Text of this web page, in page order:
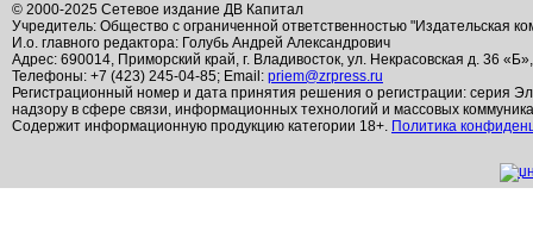
© 2000-2025 Сетевое издание ДВ Капитал
Учредитель: Общество с ограниченной ответственностью "Издательская
И.о. главного редактора: Голубь Андрей Александрович
Адрес: 690014, Приморский край, г. Владивосток, ул. Некрасовская д. 36
Телефоны: +7 (423) 245-04-85; Email: priem@zrpress.ru
Регистрационный номер и дата принятия решения о регистрации: серия
надзору в сфере связи, информационных технологий и массовых
Содержит информационную продукцию категории 18+. Политика